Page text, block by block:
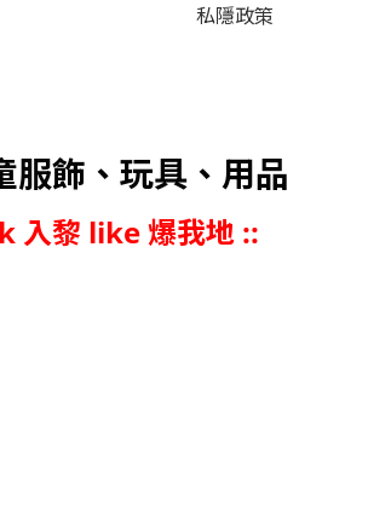
私隱政策
服飾、玩具、用品
入黎 like 爆我地 ::